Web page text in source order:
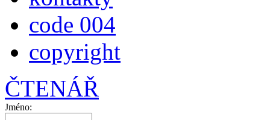
code 004
copyright
ČTENÁŘ
Jméno: